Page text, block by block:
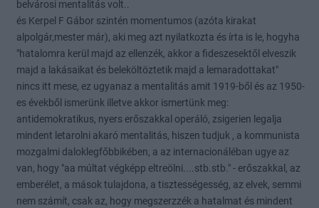
belvárosi mentalitás volt..
és Kerpel F Gábor szintén momentumos (azóta kirakat
alpolgár,mester már), aki meg azt nyilatkozta és írta is le, hogyha
"hatalomra kerül majd az ellenzék, akkor a fideszesektől elveszik
majd a lakásaikat és beleköltöztetik majd a lemaradottakat"
nincs itt mese, ez ugyanaz a mentalitás amit 1919-ből és az 1950-
es évekből ismerünk illetve akkor ismertünk meg:
antidemokratikus, nyers erőszakkal operáló, zsigerien legalja
mindent letarolni akaró mentalitás, hiszen tudjuk , a kommunista
mozgalmi daloklegfőbbikében, a az internacionáléban ugye az
van, hogy "aa múltat végképp eltreölni....stb.stb." - erőszakkal, az
emberélet, a mások tulajdona, a tisztességesség, az elvek, semmi
nem számít, csak az, hogy megszerzzék a hatalmat és mindent